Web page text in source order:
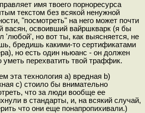
имя твоего порноресурса
текстом без всякой ненужной
"посмотреть" на него может почти
васян, освоивший вайршкварк (я бы
'любой', но вот ты, как выясняется, не
бредишь какими-то сертификатами
но есть один ньюанс - он должен
уметь перехватить твой траффик.
эта технология a) вредная b)
c) стоило бы внимательно
что за люди вообще ее
в стандарты, и, на всякий случай,
что они еще понапропихивали.)